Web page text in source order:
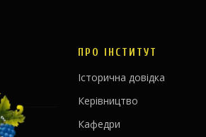
ПРО ІНСТИТУТ
Історична довідка
Керівництво
Кафедри